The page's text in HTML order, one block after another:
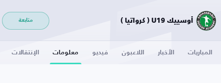
أوسييك U19 ( كرواتيا ) متابعة
المباريات الأخبار اللاعبون فيديو معلومات الإنتقالات